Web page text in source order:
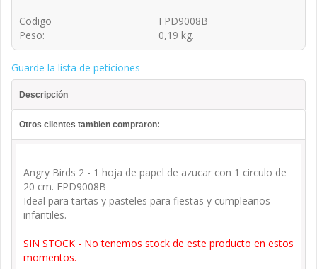
Codigo
FPD9008B
Peso:
0,19 kg.
Guarde la lista de peticiones
Descripción
Otros clientes tambien compraron:
Angry Birds 2 - 1 hoja de papel de azucar con 1 circulo de
20 cm. FPD9008B
Ideal para tartas y pasteles para fiestas y cumpleaños
infantiles.
SIN STOCK - No tenemos stock de este producto en estos
momentos.